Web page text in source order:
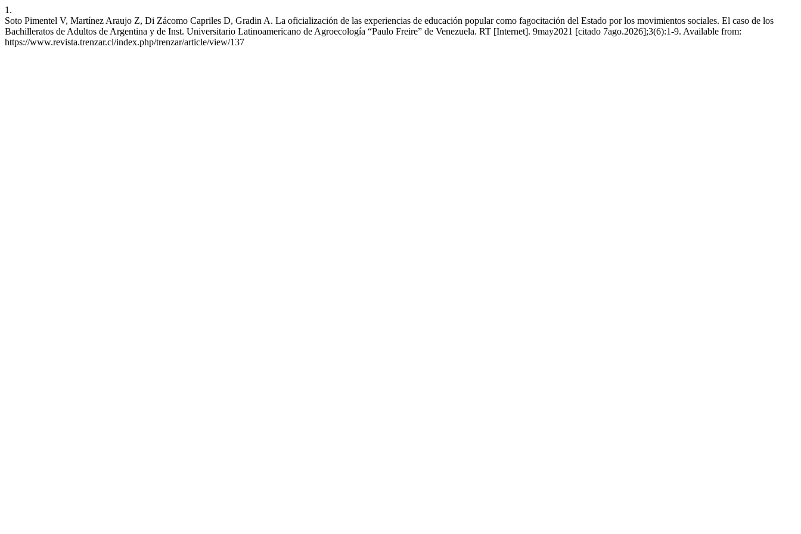
1.
Soto Pimentel V, Martínez Araujo Z, Di Zácomo Capriles D, Gradin A. La oficialización de las experiencias de educación popular como fagocitación del Estado por los movimientos sociales. El caso de los
Bachilleratos de Adultos de Argentina y de Inst. Universitario Latinoamericano de Agroecología “Paulo Freire” de Venezuela. RT [Internet]. 9may2021 [citado 7ago.2026];3(6):1-9. Available from:
https://www.revista.trenzar.cl/index.php/trenzar/article/view/137